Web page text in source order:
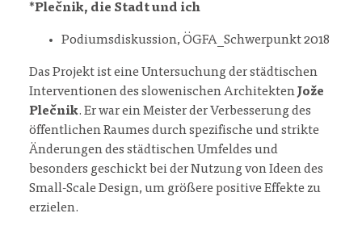
*Plečnik, die Stadt und ich
Podiumsdiskussion, ÖGFA_Schwerpunkt 2018
Das Projekt ist eine Untersuchung der städtischen
Interventionen des slowenischen Architekten Jože
Plečnik. Er war ein Meister der Verbesserung des
öffentlichen Raumes durch spezifische und strikte
Änderungen des städtischen Umfeldes und
besonders geschickt bei der Nutzung von Ideen des
Small-Scale Design, um größere positive Effekte zu
erzielen.